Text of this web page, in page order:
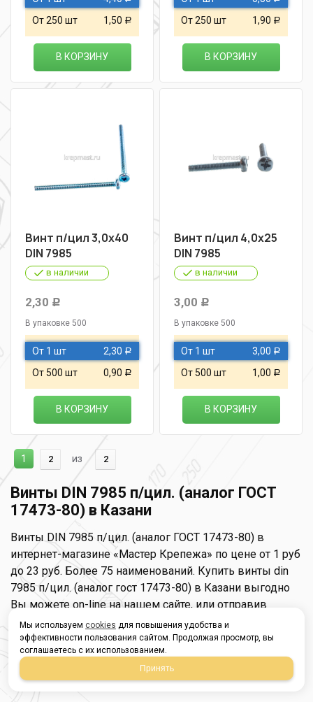
От 250 шт 1,50 Р
В КОРЗИНУ
От 250 шт 1,90 Р
В КОРЗИНУ
Винт п/цил 3,0х40
DIN 7985
в наличии
2,30 Р
В упаковке 500
От 1 шт 2,30 Р
От 500 шт 0,90 Р
В КОРЗИНУ
Винт п/цил 4,0х25
DIN 7985
в наличии
3,00 Р
В упаковке 500
От 1 шт 3,00 Р
От 500 шт 1,00 Р
В КОРЗИНУ
1 2 из 2
Винты DIN 7985 п/цил. (аналог ГОСТ
17473-80) в Казани
Винты DIN 7985 п/цил. (аналог ГОСТ 17473-80) в
интернет-магазине «Мастер Крепежа» по цене от 1 руб
до 23 руб. Более 75 наименований. Купить винты din
7985 п/цил. (аналог гост 17473-80) в Казани выгодно
Вы можете on-line на нашем сайте, или отправив
заявку по почте, а также по телефону или в пункте
выдачи компании г. Казань, ул. Татарстан, 9, магазин
"Мастер Крепежа". Доставка по Республике Татарстан
и другие регионы РФ.
Мы используем cookies для повышения удобства и
эффективности пользования сайтом. Продолжая просмотр, вы
соглашаетесь с их использованием.
Принять